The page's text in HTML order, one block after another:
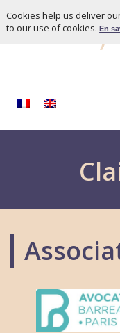
Cookies help us deliver
to our use of cookies.En